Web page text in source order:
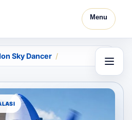
Menu
Sky Dancer